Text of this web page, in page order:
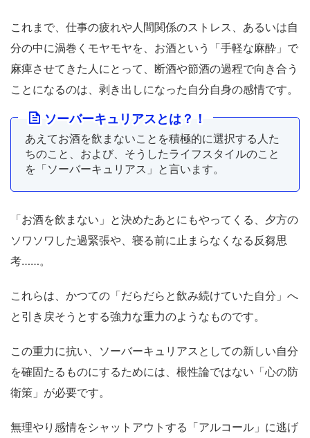
これまで、仕事の疲れや人間関係のストレス、あるいは自
分の中に渦巻くモヤモヤを、お酒という「手軽な麻酔」で
麻痺させてきた人にとって、断酒や節酒の過程で向き合う
ことになるのは、剥き出しになった自分自身の感情です。
ソーバーキュリアスとは？！
あえてお酒を飲まないことを積極的に選択する人た
ちのこと、および、そうしたライフスタイルのこと
を「ソーバーキュリアス」と言います。
「お酒を飲まない」と決めたあとにもやってくる、夕方の
ソワソワした過緊張や、寝る前に止まらなくなる反芻思
考……。
これらは、かつての「だらだらと飲み続けていた自分」へ
と引き戻そうとする強力な重力のようなものです。
この重力に抗い、ソーバーキュリアスとしての新しい自分
を確固たるものにするためには、根性論ではない「心の防
衛策」が必要です。
無理やり感情をシャットアウトする「アルコール」に逃げ